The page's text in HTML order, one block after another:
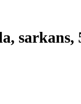
sarkans,